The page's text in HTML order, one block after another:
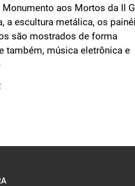
aos Mortos da II
a escultura metálica, os
são mostrados de forma
também, música eletrônica e